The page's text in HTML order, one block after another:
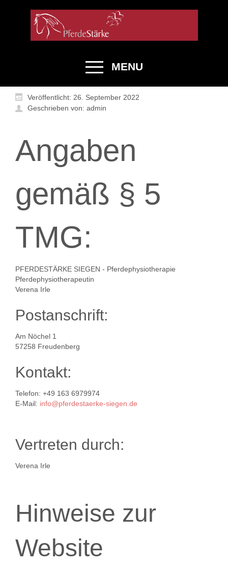
MENU
Veröffentlicht: 26. September 2022
Geschrieben von: admin
Angaben
gemäß § 5
TMG:
PFERDESTÄRKE SIEGEN - Pferdephysiotherapie
Pferdephysiotherapeutin
Verena Irle
Postanschrift:
Am Nöchel 1
57258 Freudenberg
Kontakt:
Telefon: +49 163 6979974
E-Mail: info@pferdestaerke-siegen.de
Vertreten durch:
Verena Irle
Hinweise zur
Website